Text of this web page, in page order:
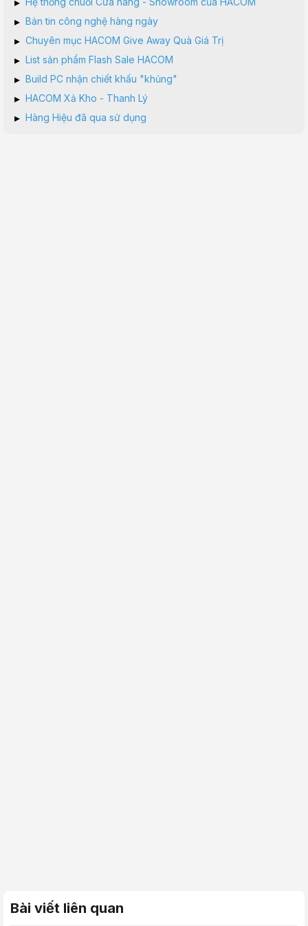
▸ Bản tin công nghệ hàng ngày
▸ Chuyên mục HACOM Give Away Quà Giá Trị
▸ List sản phẩm Flash Sale HACOM
▸ Build PC nhận chiết khấu "khủng"
▸ HACOM Xả Kho - Thanh Lý
▸ Hàng Hiệu đã qua sử dụng
Bài viết liên quan